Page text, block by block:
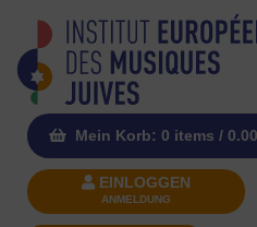
Mein Korb: 0 items / 0.00
EINLOGGEN
ANMELDUNG